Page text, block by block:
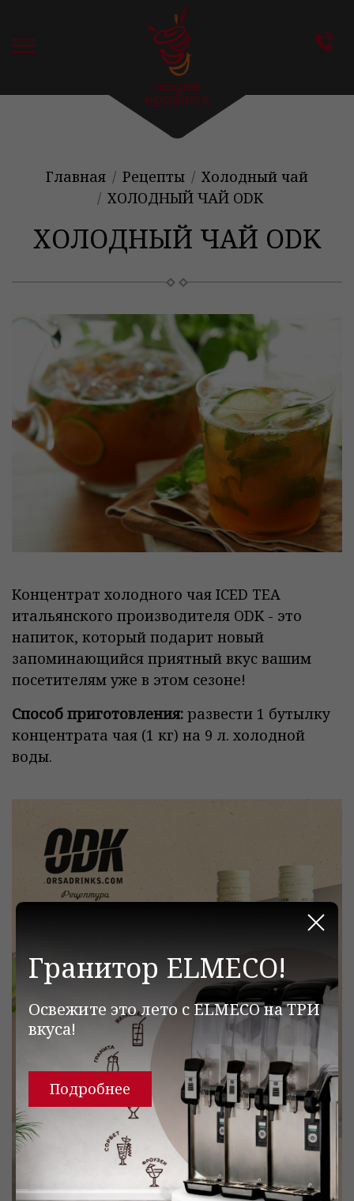
Главная Рецепты
Холодный чай
ХОЛОДНЫЙ ЧАЙ ODK
ХОЛОДНЫЙ ЧАЙ ODK
Концентрат холодного чая ICED TEA
итальянского производителя ODK - это
напиток, который подарит новый
запоминающийся приятный вкус вашим
посетителям уже в этом сезоне!
Способ приготовления: развести 1 бутылку
концентрата чая (1 кг) на 9 л. холодной
воды.
Гранитор ELMECO!
Освежите это лето с ELMECO на ТРИ
вкуса!
Подробнее